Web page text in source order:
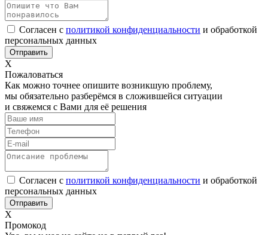
Согласен с политикой конфиденциальности и обработкой
персональных данных
Х
Пожаловаться
Как можно точнее опишите возникшую проблему,
мы обязательно разберёмся в сложившейся ситуации
и свяжемся с Вами для её решения
Согласен с политикой конфиденциальности и обработкой
персональных данных
Х
Промокод